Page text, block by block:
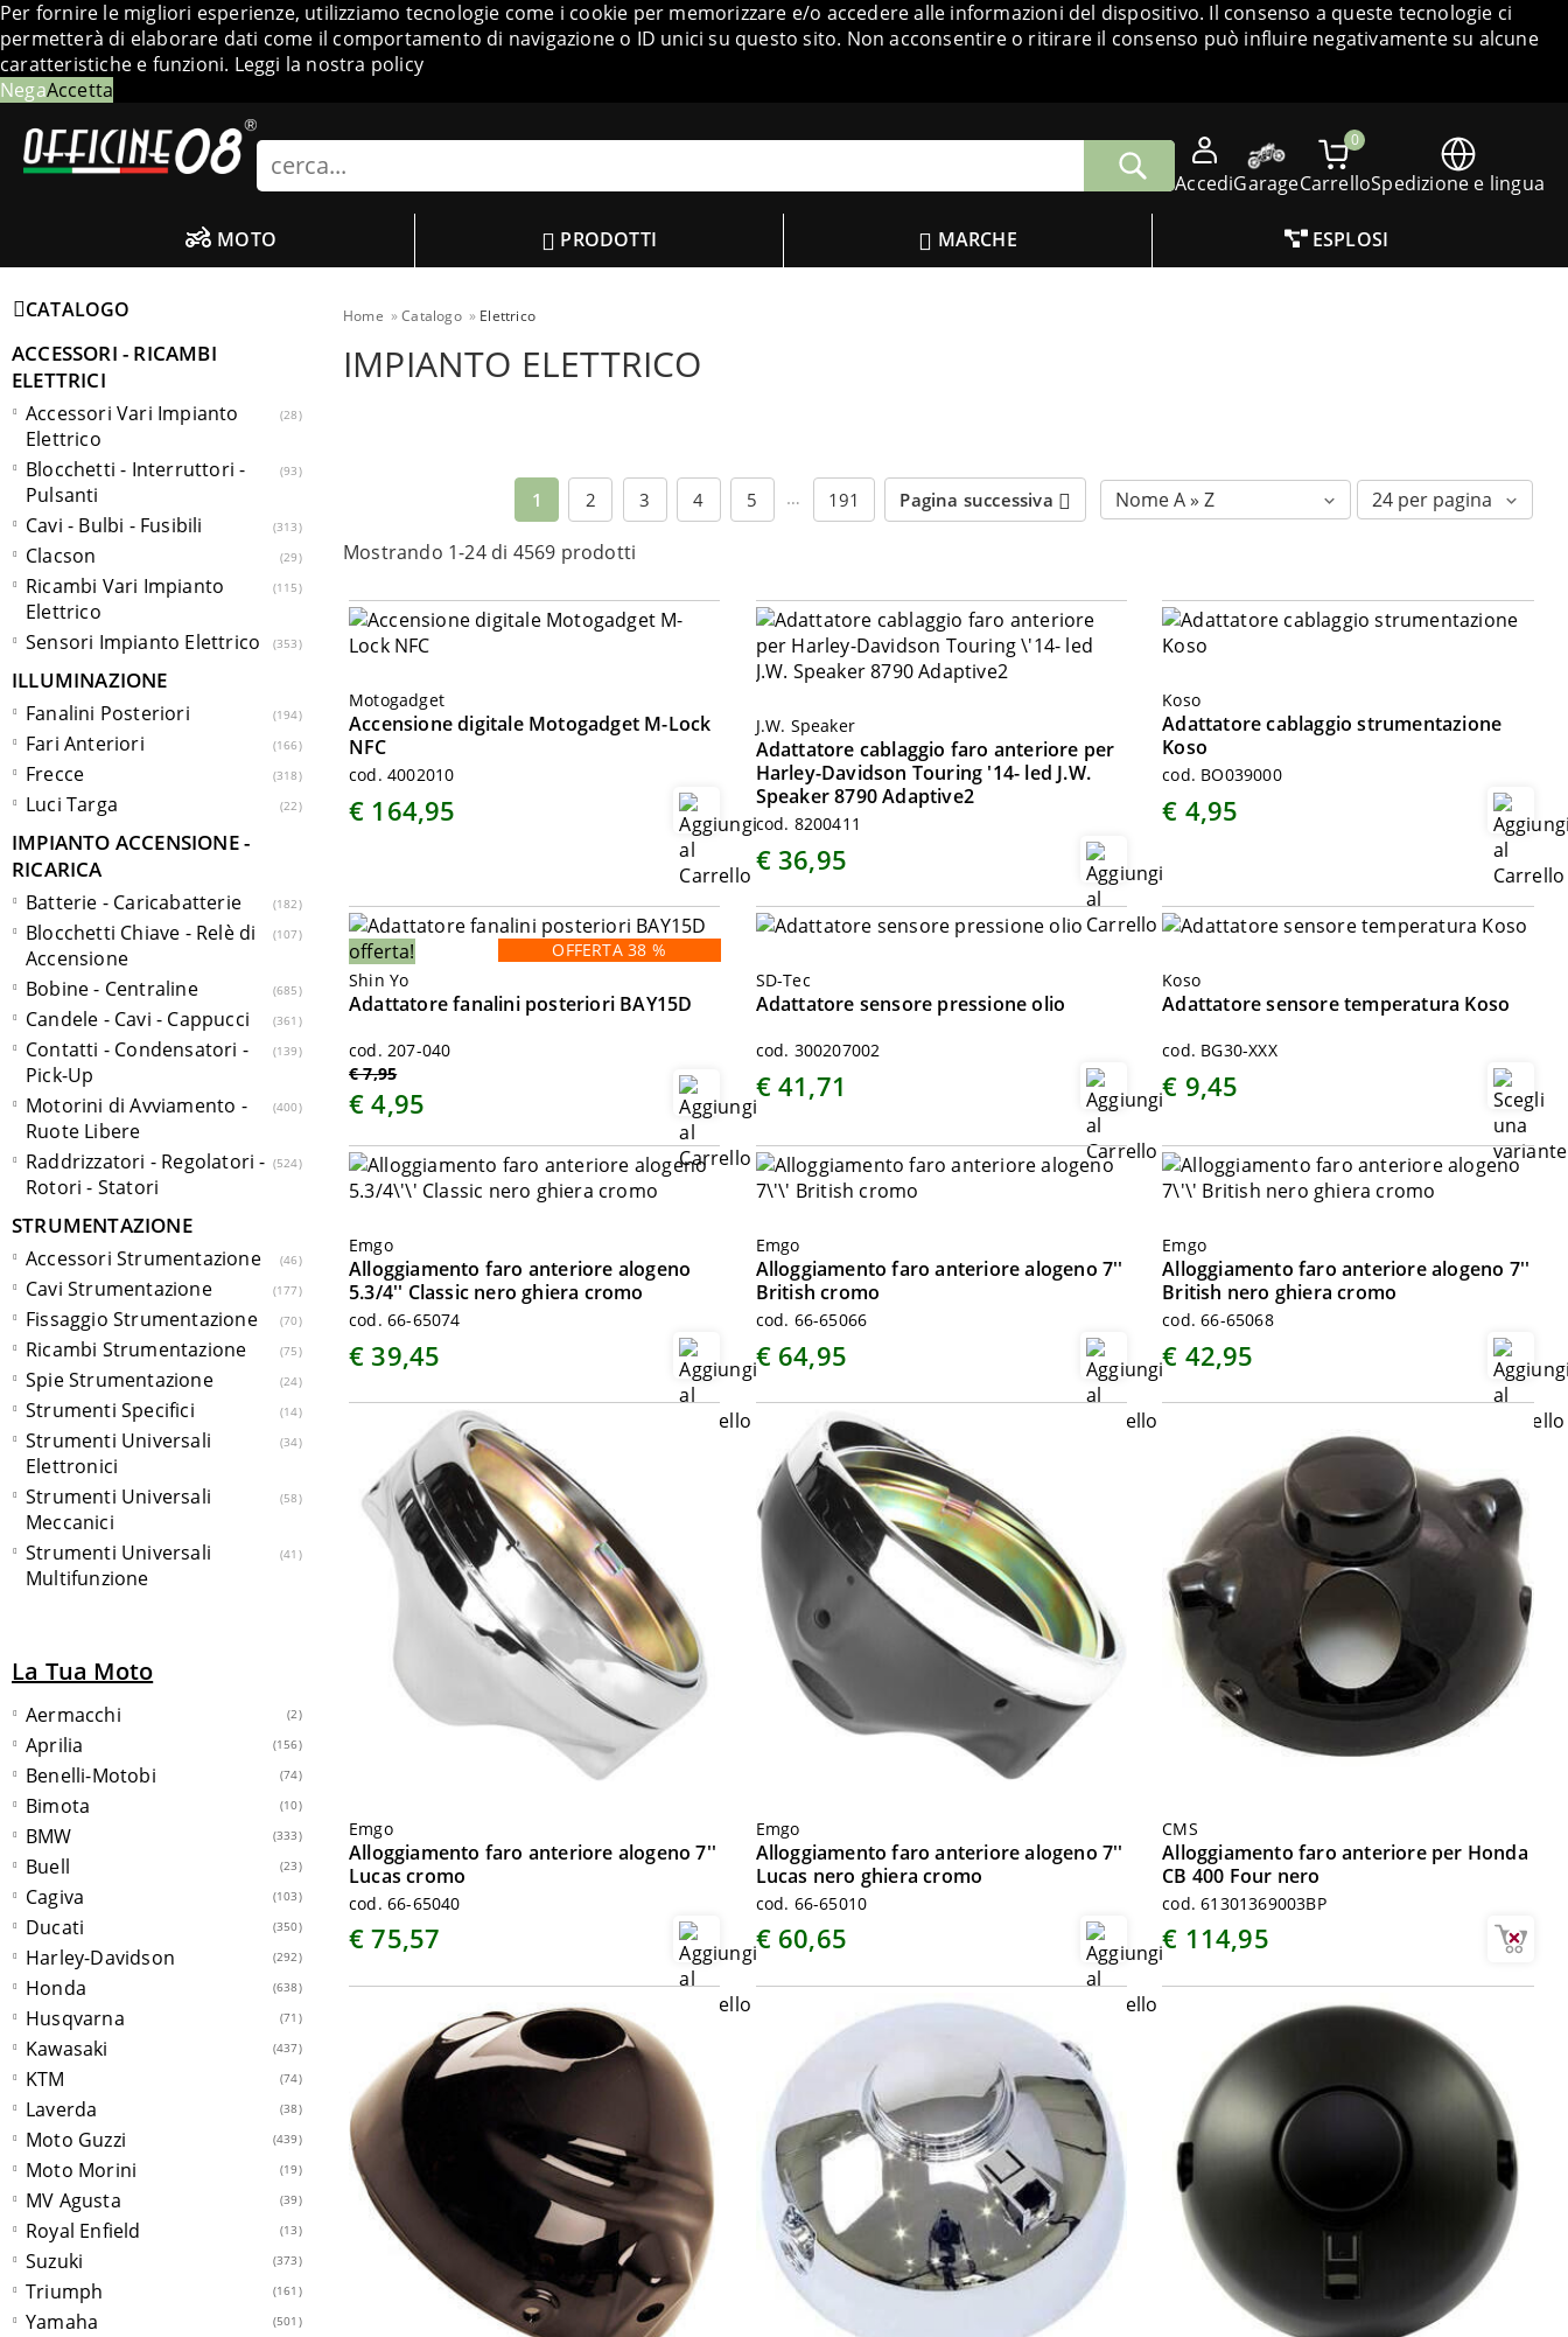
Per fornire le migliori esperienze, utilizziamo tecnologie come i cookie per memorizzare e/o accedere alle informazioni del dispositivo. Il consenso a queste tecnologie ci
permetterà di elaborare dati come il comportamento di navigazione o ID unici su questo sito. Non acconsentire o ritirare il consenso può influire negativamente su alcune
caratteristiche e funzioni. Leggi la nostra policy
NegaAccetta
Search
AccediGarage
0
CarrelloSpedizione e lingua
MOTO PRODOTTI MARCHE ESPLOSI
CATALOGO
ACCESSORI - RICAMBI
ELETTRICI
Accessori Vari Impianto
Elettrico
28
Blocchetti - Interruttori -
Pulsanti
93
Cavi - Bulbi - Fusibili 313
Clacson 29
Ricambi Vari Impianto
Elettrico
115
Sensori Impianto Elettrico 353
ILLUMINAZIONE
Fanalini Posteriori 194
Fari Anteriori 166
Frecce 318
Luci Targa 22
IMPIANTO ACCENSIONE -
RICARICA
Batterie - Caricabatterie 182
Blocchetti Chiave - Relè di
Accensione
107
Bobine - Centraline 685
Candele - Cavi - Cappucci 361
Contatti - Condensatori -
Pick-Up
139
Motorini di Avviamento -
Ruote Libere
400
Raddrizzatori - Regolatori -
Rotori - Statori
524
STRUMENTAZIONE
Accessori Strumentazione 46
Cavi Strumentazione 177
Fissaggio Strumentazione 70
Ricambi Strumentazione 75
Spie Strumentazione 24
Strumenti Specifici 14
Strumenti Universali
Elettronici
34
Strumenti Universali
Meccanici
58
Strumenti Universali
Multifunzione
41
La Tua Moto
Aermacchi (2)
Aprilia (156)
Benelli-Motobi (74)
Bimota (10)
BMW (333)
Buell (23)
Cagiva (103)
Ducati (350)
Harley-Davidson (292)
Honda (638)
Husqvarna (71)
Kawasaki (437)
KTM (74)
Laverda (38)
Moto Guzzi (439)
Moto Morini (19)
MV Agusta (39)
Royal Enfield (13)
Suzuki (373)
Triumph (161)
Yamaha (501)
Home Catalogo Elettrico
IMPIANTO ELETTRICO
1 2 3 4 5 … 191 Pagina successiva
Mostrando 1-24 di 4569 prodotti
Motogadget
Accensione digitale Motogadget M-Lock
NFC
cod. 4002010
€ 164,95
J.W. Speaker
Adattatore cablaggio faro anteriore per
Harley-Davidson Touring '14- led J.W.
Speaker 8790 Adaptive2
cod. 8200411
€ 36,95
Koso
Adattatore cablaggio strumentazione
Koso
cod. BO039000
€ 4,95
offerta!
OFFERTA 38 %
Shin Yo
Adattatore fanalini posteriori BAY15D
cod. 207-040
€ 7,95
€ 4,95
SD-Tec
Adattatore sensore pressione olio
cod. 300207002
€ 41,71
Koso
Adattatore sensore temperatura Koso
cod. BG30-XXX
€ 9,45
Emgo
Alloggiamento faro anteriore alogeno
5.3/4'' Classic nero ghiera cromo
cod. 66-65074
€ 39,45
Emgo
Alloggiamento faro anteriore alogeno 7''
British cromo
cod. 66-65066
€ 64,95
Emgo
Alloggiamento faro anteriore alogeno 7''
British nero ghiera cromo
cod. 66-65068
€ 42,95
Emgo
Alloggiamento faro anteriore alogeno 7''
Lucas cromo
cod. 66-65040
€ 75,57
Emgo
Alloggiamento faro anteriore alogeno 7''
Lucas nero ghiera cromo
cod. 66-65010
€ 60,65
CMS
Alloggiamento faro anteriore per Honda
CB 400 Four nero
cod. 61301369003BP
€ 114,95